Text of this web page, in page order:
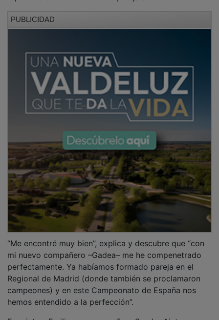
mi nuevo compañero –Gadea– me he compenetrado
perfectamente. Ya habíamos formado pareja en el
Regional de Madrid (donde también se proclamaron
campeones) y en este Campeonato de España nos
hemos entendido a la perfección”.